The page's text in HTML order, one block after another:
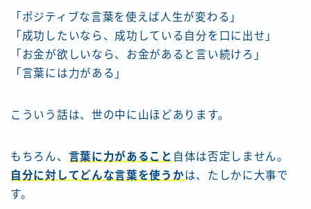
「ポジティブな言葉を使えば人生が変わる」
「成功したいなら、成功している自分を口に出せ」
「お金が欲しいなら、お金があると言い続けろ」
「言葉には力がある」
こういう話は、世の中に山ほどあります。
もちろん、 言葉に力があること 自体は否定しません。
自分に対してどんな言葉を使うかは、たしかに大事で
す。